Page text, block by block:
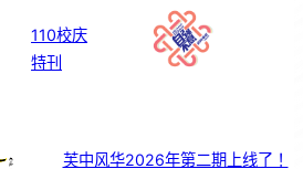
110校庆
特刊
芙中风华2026年第二期上线了！